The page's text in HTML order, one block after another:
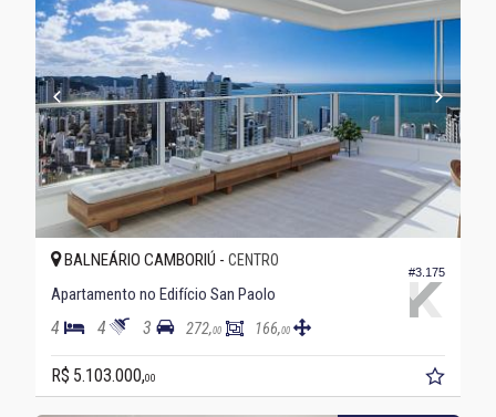
#3.175
BALNEÁRIO CAMBORIÚ - CENTRO
Apartamento no Edifício San Paolo
4 4 3 272,00 166,00
R$ 5.103.000,00